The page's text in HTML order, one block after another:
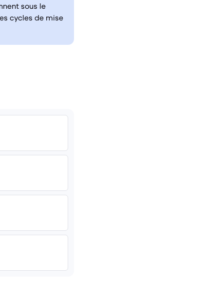
sous le
cycles de mise